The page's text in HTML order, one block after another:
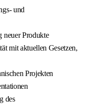
und
Produkte
mit aktuellen Gesetzen,
Projekten
des